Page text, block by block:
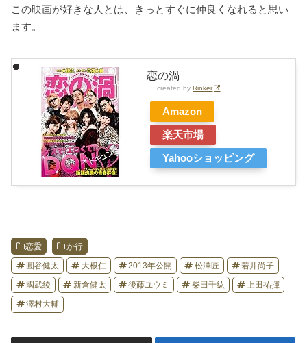
この映画が好きな人とは、きっとすぐに仲良くなれると思い
ます。
恋の渦
created by Rinker
Amazon
楽天市場
Yahooショッピング
恋愛 か行
圓谷健太 大根仁 2013年公開 松澤匠 若井尚子
國武綾 新倉健太 後藤ユウミ 柴田千紘 上田祐揮
澤村大輔